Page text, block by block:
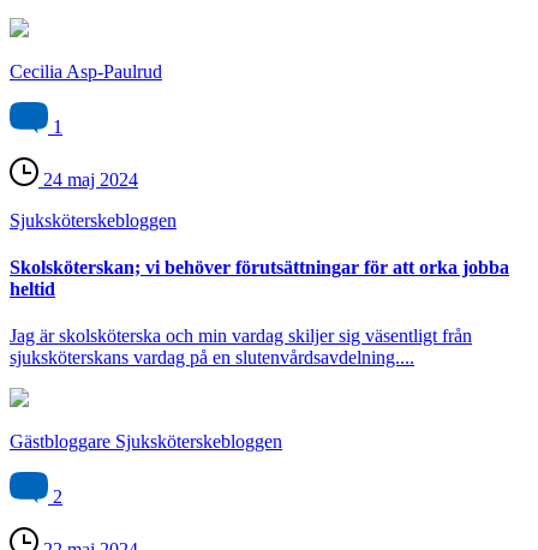
Cecilia Asp-Paulrud
1
24 maj 2024
Sjuksköterske­bloggen
Skolsköterskan; vi behöver förutsättningar för att orka jobba
heltid
Jag är skolsköterska och min vardag skiljer sig väsentligt från
sjuksköterskans vardag på en slutenvårdsavdelning....
Gästbloggare Sjuksköterskebloggen
2